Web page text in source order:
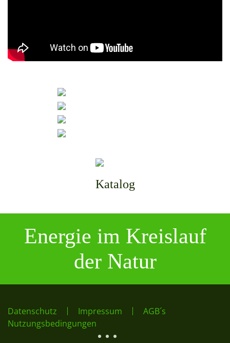
Katalog
Energie im Kreislauf
der Natur
Datenschutz Impressum
AGB´s
Nutzungsbedingungen